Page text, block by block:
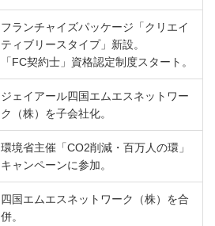
フランチャイズパッケージ「クリエイ
ティブリースタイプ」新設。
「FC契約士」資格認定制度スタート。
ジェイアール四国エムエスネットワー
ク（株）を子会社化。
環境省主催「CO2削減・百万人の環」
キャンペーンに参加。
四国エムエスネットワーク（株）を合
併。